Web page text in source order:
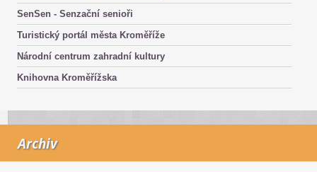
SenSen - Senzační senioři
Turistický portál města Kroměříže
Národní centrum zahradní kultury
Knihovna Kroměřížska
Archiv